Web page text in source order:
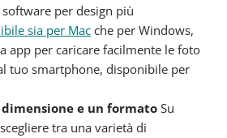
per design più
sia per Mac che per Windows,
app per caricare facilmente le foto
tuo smartphone, disponibile per
dimensione e un formato Su
tra una varietà di